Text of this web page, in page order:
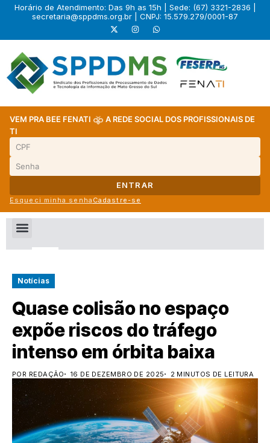
Horário de Atendimento: Das 9h as 15h | Sede: (67) 3321-2836 |
secretaria@sppdms.org.br | CNPJ: 15.579.279/0001-87
VEM PRA BEE FENATI
A REDE SOCIAL DOS PROFISSIONAIS DE
TI
ENTRAR
Esqueci minha senha Cadastre-se
Notícias
Quase colisão no espaço
expõe riscos do tráfego
intenso em órbita baixa
POR REDAÇÃO 16 DE DEZEMBRO DE 2025 2 MINUTOS DE LEITURA